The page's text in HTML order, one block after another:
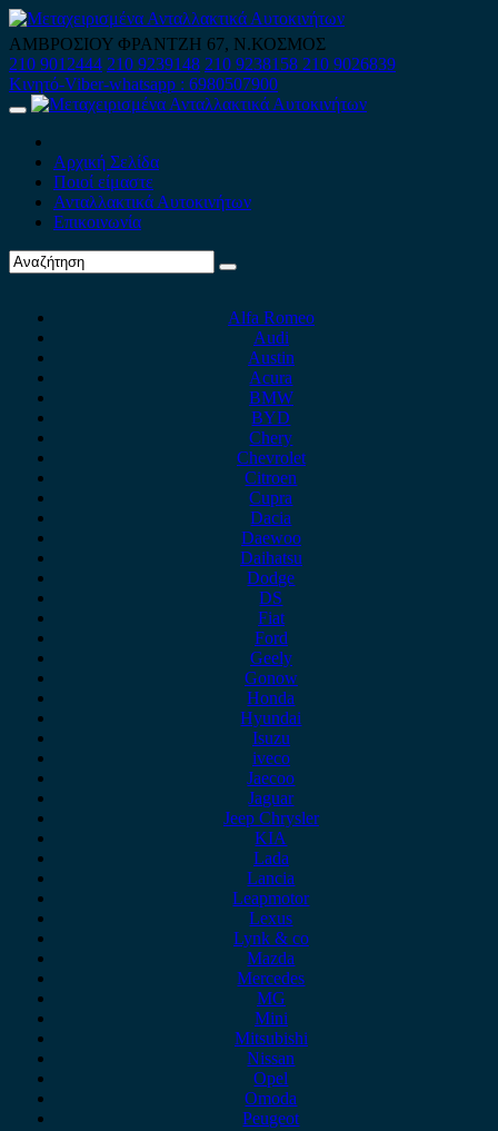
Skip
to
content
ΑΜΒΡΟΣΙΟΥ ΦΡΑΝΤΖΗ 67, Ν.ΚΟΣΜΟΣ
210 9012444 210 9239148 210 9238158 210 9026839
Κινητό-Viber-whatsapp : 6980507900
Primary
Αρχική Σελίδα
Ποιοί είμαστε
Ανταλλακτικά Αυτοκινήτων
Επικοινωνία
Alfa Romeo
Audi
Austin
Acura
BMW
BYD
Chery
Chevrolet
Citroen
Cupra
Dacia
Daewoo
Daihatsu
Dodge
DS
Fiat
Ford
Geely
Gonow
Honda
Hyundai
Isuzu
iveco
Jaecoo
Jaguar
Jeep Chrysler
KIA
Lada
Lancia
Leapmotor
Lexus
Lynk & co
Mazda
Mercedes
MG
Mini
Mitsubishi
Nissan
Opel
Omoda
Peugeot